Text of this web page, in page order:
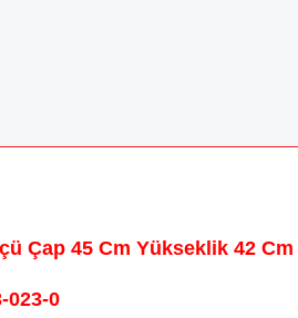
Çap 45 Cm Yükseklik 42 Cm
023-0